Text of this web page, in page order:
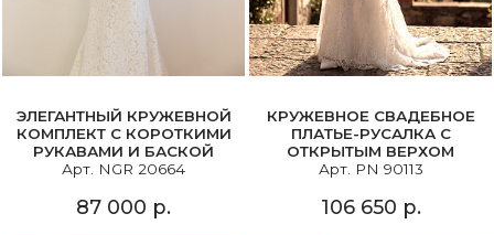
ЭЛЕГАНТНЫЙ КРУЖЕВНОЙ
КОМПЛЕКТ С КОРОТКИМИ
РУКАВАМИ И БАСКОЙ
Арт. NGR 20664
87 000 р.
КРУЖЕВНОЕ СВАДЕБНОЕ
ПЛАТЬЕ-РУСАЛКА С
ОТКРЫТЫМ ВЕРХОМ
Арт. PN 90113
106 650 р.